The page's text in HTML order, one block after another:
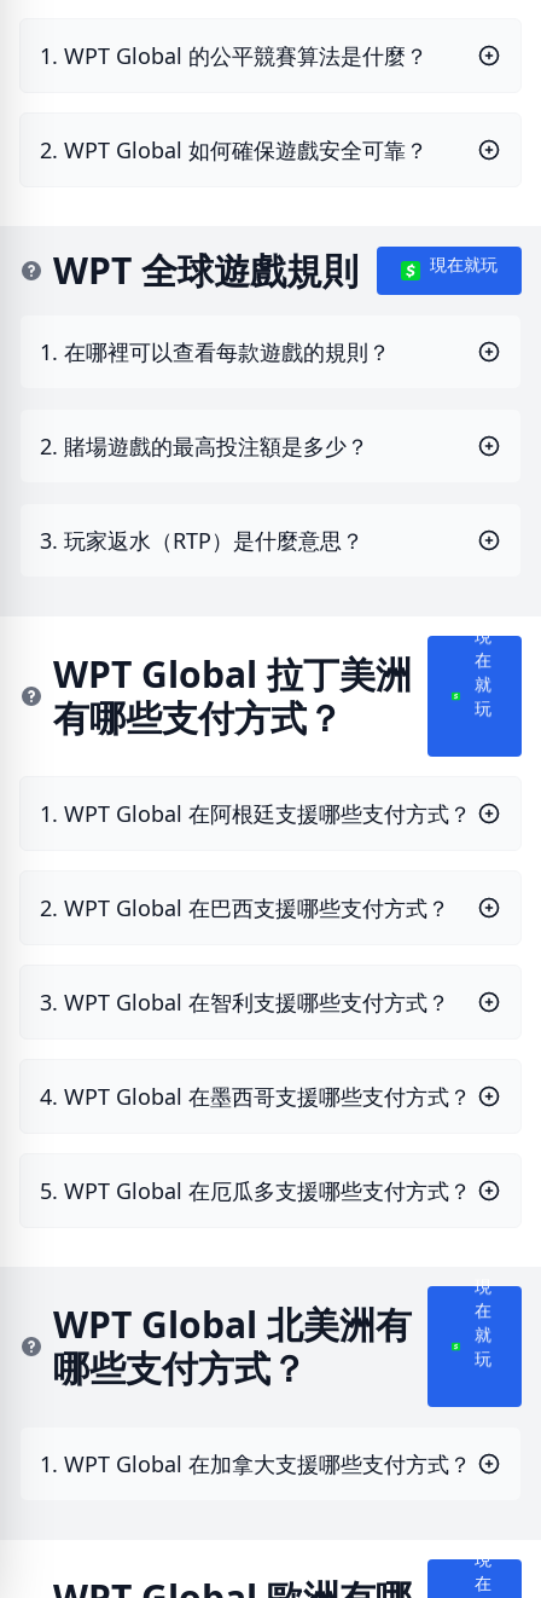
1. WPT Global 的公平競賽算法是什麼？
2. WPT Global 如何確保遊戲安全可靠？
WPT 全球遊戲規則 現在就玩
1. 在哪裡可以查看每款遊戲的規則？
2. 賭場遊戲的最高投注額是多少？
3. 玩家返水（RTP）是什麼意思？
WPT Global 拉丁美洲
有哪些支付方式？
現
在
就
玩
1. WPT Global 在阿根廷支援哪些支付方式？
2. WPT Global 在巴西支援哪些支付方式？
3. WPT Global 在智利支援哪些支付方式？
4. WPT Global 在墨西哥支援哪些支付方式？
5. WPT Global 在厄瓜多支援哪些支付方式？
WPT Global 北美洲有
哪些支付方式？
現
在
就
玩
1. WPT Global 在加拿大支援哪些支付方式？
現
在